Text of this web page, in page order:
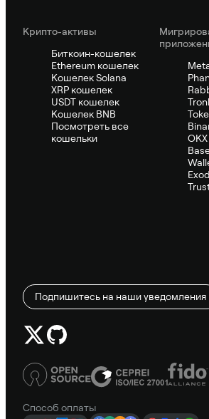
Крипто-активы
Биткоин-кошелек
Ethereum кошелек
Кошелек Solana
XRP кошелек
USDT кошелек
Кошелек BNB
Посмотреть все
кошельки
Подпишитесь на наши уведомления
Способ оплаты